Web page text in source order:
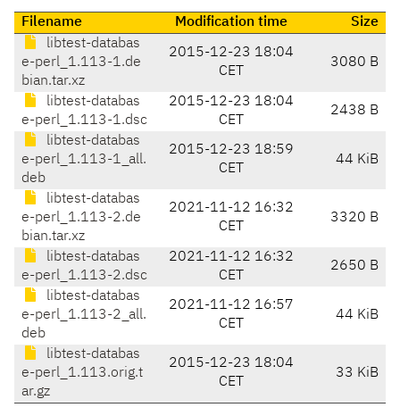
Filename Modification time
Size
libtest-databas
e-perl_1.113-1.de
bian.tar.xz
2015-12-23 18:04
CET
3080 B
libtest-databas
e-perl_1.113-1.dsc
2015-12-23 18:04
CET
2438 B
libtest-databas
e-perl_1.113-1_all.
deb
2015-12-23 18:59
CET
44 KiB
libtest-databas
e-perl_1.113-2.de
bian.tar.xz
2021-11-12 16:32
CET
3320 B
libtest-databas
e-perl_1.113-2.dsc
2021-11-12 16:32
CET
2650 B
libtest-databas
e-perl_1.113-2_all.
deb
2021-11-12 16:57
CET
44 KiB
libtest-databas
e-perl_1.113.orig.t
ar.gz
2015-12-23 18:04
CET
33 KiB